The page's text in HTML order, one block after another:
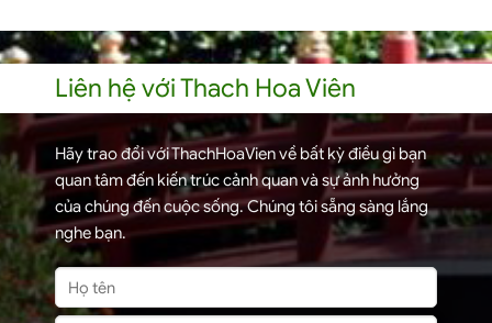
Liên hệ với Thach Hoa Viên
Hãy trao đổi với ThachHoaVien về bất kỳ điều gì bạn
quan tâm đến kiến trúc cảnh quan và sự ảnh hưởng
của chúng đến cuộc sống. Chúng tôi sẵng sàng lắng
nghe bạn.